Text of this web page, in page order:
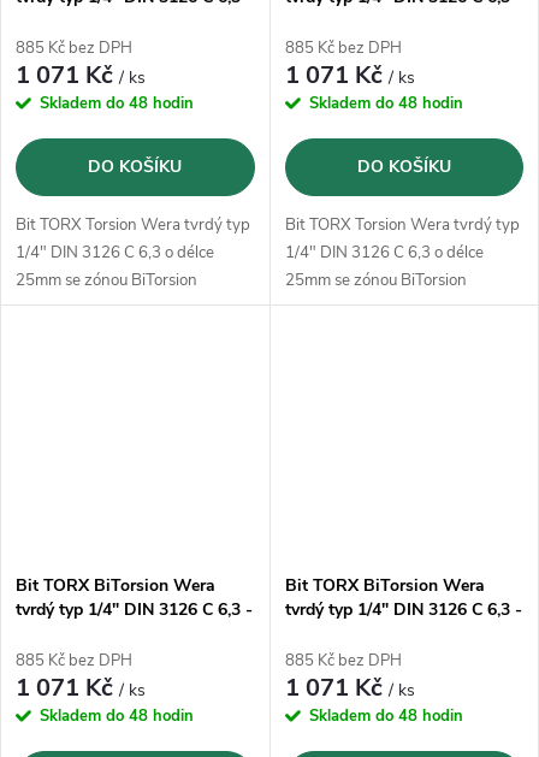
10ks
885 Kč bez DPH
1 071 Kč/ ks
Skladem do 48 hodin
DO KOŠÍKU
Bit TORX Torsion Wera tvrdý typ
1/4" DIN 3126 C 6,3 o délce
25mm se zónou BiTorsion
10ks
885 Kč bez DPH
1 071 Kč/ ks
Skladem do 48 hodin
DO KOŠÍKU
Bit TORX Torsion Wera tvrdý typ
1/4" DIN 3126 C 6,3 o délce
25mm se zónou BiTorsion
Bit TORX BiTorsion Wera
tvrdý typ 1/4" DIN 3126 C 6,3 -
10ks
885 Kč bez DPH
1 071 Kč/ ks
Skladem do 48 hodin
Bit TORX BiTorsion Wera
tvrdý typ 1/4" DIN 3126 C 6,3 -
10ks
885 Kč bez DPH
1 071 Kč/ ks
Skladem do 48 hodin